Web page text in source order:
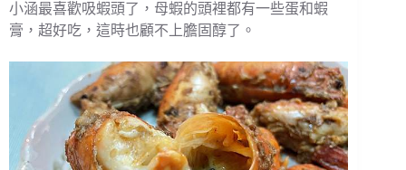
小涵最喜歡吸蝦頭了，母蝦的頭裡都有一些蛋和蝦
膏，超好吃，這時也顧不上膽固醇了。